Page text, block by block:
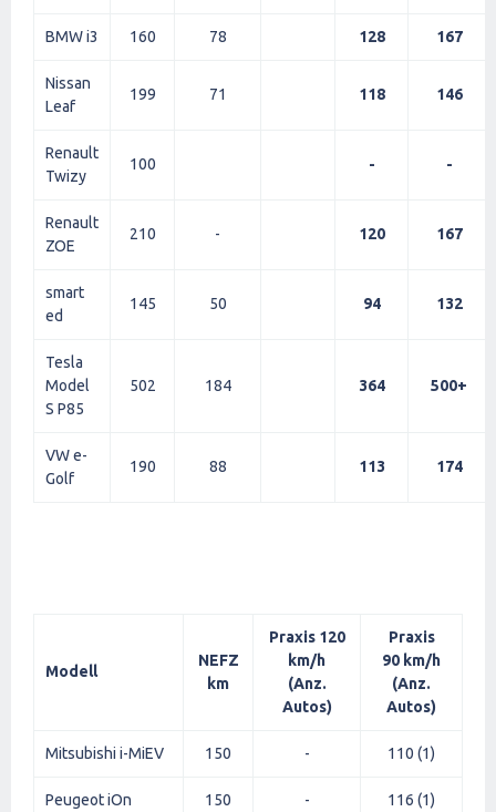
BMW i3 160 78 128 167
Nissan
Leaf
199 71 118 146
Renault
Twizy
100 - -
Renault
ZOE
210 - 120 167
smart
ed
145 50 94 132
Tesla
Model
S P85
502 184 364 500+
VW e-
Golf
190 88 113 174
Modell
NEFZ
km
Praxis 120
km/h
(Anz.
Autos)
Praxis
90 km/h
(Anz.
Autos)
Mitsubishi i-MiEV 150 - 110 (1)
Peugeot iOn 150 - 116 (1)